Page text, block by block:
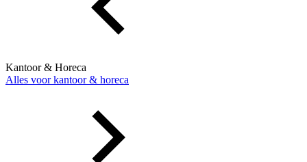
Kantoor & Horeca
Alles voor kantoor & horeca